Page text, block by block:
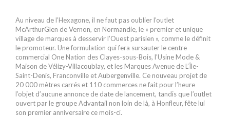
Au niveau de l’Hexagone, il ne faut pas oublier l’outlet
McArthurGlen de Vernon, en Normandie, le « premier et unique
village de marques à desservir l’Ouest parisien », comme le définit
le promoteur. Une formulation qui fera sursauter le centre
commercial One Nation des Clayes-sous-Bois, l’Usine Mode &
Maison de Vélizy-Villacoublay, et les Marques Avenue de L’Île-
Saint-Denis, Franconville et Aubergenville. Ce nouveau projet de
20 000 mètres carrés et 110 commerces ne fait pour l’heure
l’objet d’aucune annonce de date de lancement, tandis que l’outlet
ouvert par le groupe Advantail non loin de là, à Honfleur, fête lui
son premier anniversaire ce mois-ci.